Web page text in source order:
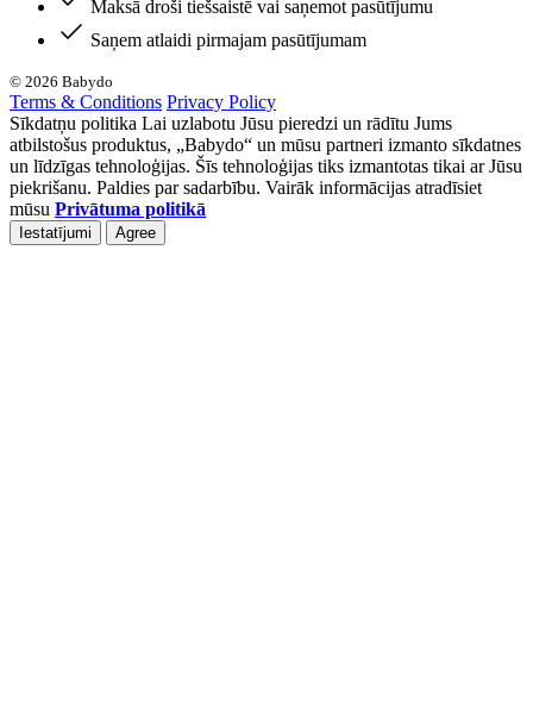
Maksā droši tiešsaistē vai saņemot pasūtījumu
Saņem atlaidi pirmajam pasūtījumam
© 2026 Babydo
Terms & Conditions Privacy Policy
Sīkdatņu politika Lai uzlabotu Jūsu pieredzi un rādītu Jums
atbilstošus produktus, „Babydo“ un mūsu partneri izmanto sīkdatnes
un līdzīgas tehnoloģijas. Šīs tehnoloģijas tiks izmantotas tikai ar Jūsu
piekrišanu. Paldies par sadarbību. Vairāk informācijas atradīsiet
mūsu Privātuma politikā
Iestatījumi Agree